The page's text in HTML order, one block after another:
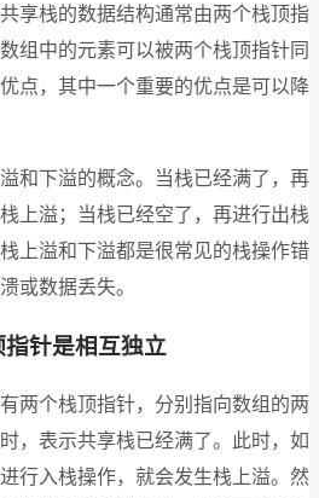
享栈的数据结构通常由两个栈顶指
组中的元素可以被两个栈顶指针同
点，其中一个重要的优点是可以降
和下溢的概念。当栈已经满了，再
上溢；当栈已经空了，再进行出栈
上溢和下溢都是很常见的栈操作错
或数据丢失。
针是相互独立
两个栈顶指针，分别指向数组的两
，表示共享栈已经满了。此时，如
行入栈操作，就会发生栈上溢。然